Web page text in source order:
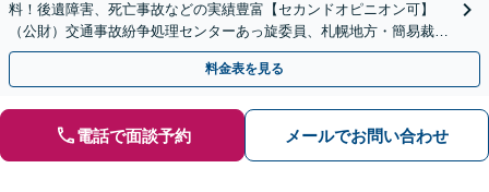
料！後遺障害、死亡事故などの実績豊富【セカンドオピニオン可】
（公財）交通事故紛争処理センターあっ旋委員、札幌地方・簡易裁判
所調停委員の経験あり
料金表を見る
電話で面談予約 メールでお問い合わせ